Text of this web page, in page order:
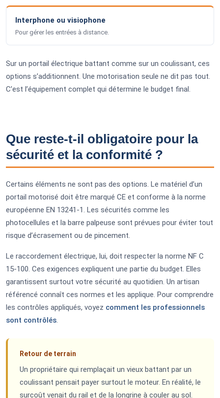
Interphone ou visiophone
Pour gérer les entrées à distance.
Sur un portail électrique battant comme sur un coulissant, ces
options s’additionnent. Une motorisation seule ne dit pas tout.
C’est l’équipement complet qui détermine le budget final.
Que reste-t-il obligatoire pour la
sécurité et la conformité ?
Certains éléments ne sont pas des options. Le matériel d’un
portail motorisé doit être marqué CE et conforme à la norme
européenne EN 13241-1. Les sécurités comme les
photocellules et la barre palpeuse sont prévues pour éviter tout
risque d’écrasement ou de pincement.
Le raccordement électrique, lui, doit respecter la norme NF C
15-100. Ces exigences expliquent une partie du budget. Elles
garantissent surtout votre sécurité au quotidien. Un artisan
référencé connaît ces normes et les applique. Pour comprendre
les contrôles appliqués, voyez comment les professionnels
sont contrôlés.
Retour de terrain
Un propriétaire qui remplaçait un vieux battant par un
coulissant pensait payer surtout le moteur. En réalité, le
surcoût venait du rail et de la longrine à couler au sol.